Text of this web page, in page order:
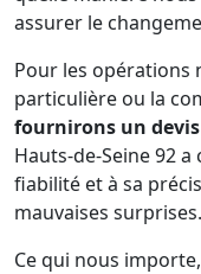
assurer le
Pour les opérations
particulière ou la
fournirons un
Hauts-de-Seine 92
fiabilité et à sa
mauvaises surprises.
Ce qui nous